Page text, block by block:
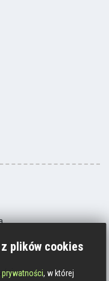
plików cookies
prywatności, w której